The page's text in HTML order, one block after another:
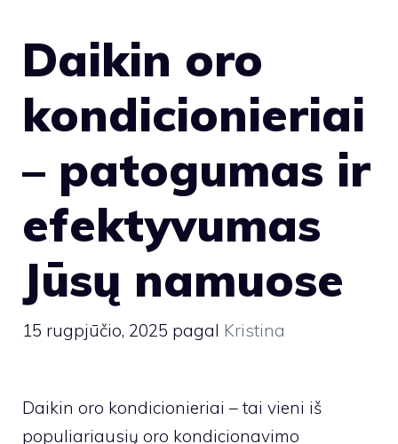
Daikin oro
kondicionieriai
– patogumas ir
efektyvumas
Jūsų namuose
15 rugpjūčio, 2025 pagal Kristina
Daikin oro kondicionieriai – tai vieni iš
populiariausių oro kondicionavimo